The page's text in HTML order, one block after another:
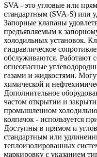
SVA - это угловые или
стандартным (SVA-S) или
Запорные клапаны
предъявляемым к
холодильных установок.
гидравлическое
обслуживаются. Работают
огнеопасные
газами и жидкостями.
химической и
Дополнительное
частом открытии и
промышленном
колпачок - используется
Доступны в прямом и
стандартным или
теплоизолированных
маркировку с указанием